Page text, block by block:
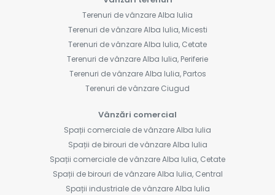
Terenuri de vânzare Alba Iulia
Terenuri de vânzare Alba Iulia, Micesti
Terenuri de vânzare Alba Iulia, Cetate
Terenuri de vânzare Alba Iulia, Periferie
Terenuri de vânzare Alba Iulia, Partos
Terenuri de vânzare Ciugud
Vânzări comercial
Spații comerciale de vânzare Alba Iulia
Spații de birouri de vânzare Alba Iulia
Spații comerciale de vânzare Alba Iulia, Cetate
Spații de birouri de vânzare Alba Iulia, Central
Spații industriale de vânzare Alba Iulia